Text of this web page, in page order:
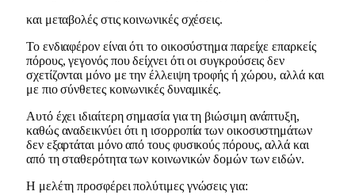
και μεταβολές στις κοινωνικές σχέσεις.
Το ενδιαφέρον είναι ότι το οικοσύστημα παρείχε επαρκείς
πόρους, γεγονός που δείχνει ότι οι συγκρούσεις δεν
σχετίζονται μόνο με την έλλειψη τροφής ή χώρου, αλλά και
με πιο σύνθετες κοινωνικές δυναμικές.
Αυτό έχει ιδιαίτερη σημασία για τη βιώσιμη ανάπτυξη,
καθώς αναδεικνύει ότι η ισορροπία των οικοσυστημάτων
δεν εξαρτάται μόνο από τους φυσικούς πόρους, αλλά και
από τη σταθερότητα των κοινωνικών δομών των ειδών.
Η μελέτη προσφέρει πολύτιμες γνώσεις για: